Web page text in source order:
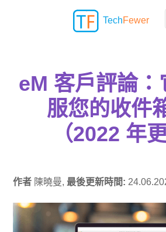
TechFewer
eM 客戶評論：
服您的收件
（2022 年
作者 陳曉曼, 最後更新時間: